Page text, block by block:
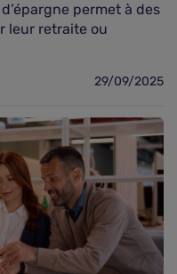
permet à des
leur retraite ou
29/09/2025